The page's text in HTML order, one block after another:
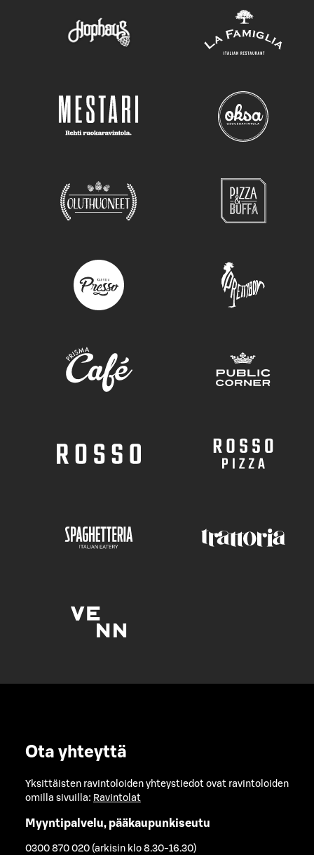
Ota yhteyttä
Yksittäisten ravintoloiden yhteystiedot ovat ravintoloiden
omilla sivuilla: Ravintolat
Myyntipalvelu, pääkaupunkiseutu
0300 870 020 (arkisin klo 8.30-16.30)